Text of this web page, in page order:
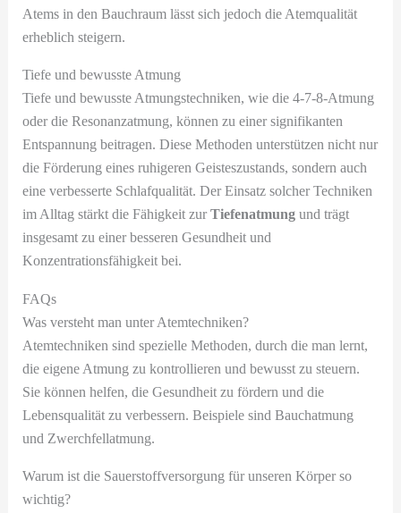
Atems in den Bauchraum lässt sich jedoch die Atemqualität
erheblich steigern.
Tiefe und bewusste Atmung
Tiefe und bewusste Atmungstechniken, wie die 4-7-8-Atmung
oder die Resonanzatmung, können zu einer signifikanten
Entspannung beitragen. Diese Methoden unterstützen nicht nur
die Förderung eines ruhigeren Geisteszustands, sondern auch
eine verbesserte Schlafqualität. Der Einsatz solcher Techniken
im Alltag stärkt die Fähigkeit zurTiefenatmung und trägt
insgesamt zu einer besseren Gesundheit und
Konzentrationsfähigkeit bei.
FAQs
Was versteht man unter Atemtechniken?
Atemtechniken sind spezielle Methoden, durch die man lernt,
die eigene Atmung zu kontrollieren und bewusst zu steuern.
Sie können helfen, die Gesundheit zu fördern und die
Lebensqualität zu verbessern. Beispiele sind Bauchatmung
und Zwerchfellatmung.
Warum ist die Sauerstoffversorgung für unseren Körper so
wichtig?